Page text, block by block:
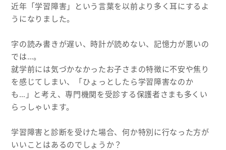
近年「学習障害」という言葉を以前より多く耳にするよ
うになりました。
字の読み書きが遅い、時計が読めない、記憶力が悪いの
では…。
就学前には気づかなかったお子さまの特徴に不安や焦り
を感じてしまい、「ひょっとしたら学習障害なのか
も…」と考え、専門機関を受診する保護者さまも多くい
らっしゃいます。
学習障害と診断を受けた場合、何か特別に行なった方が
いいことはあるのでしょうか？